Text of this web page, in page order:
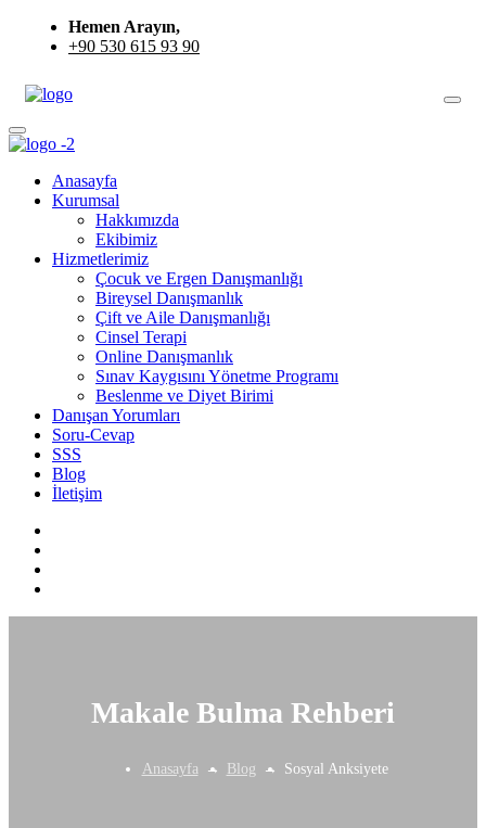
Hemen Arayın,
+90 530 615 93 90
Anasayfa
Kurumsal
Hakkımızda
Ekibimiz
Hizmetlerimiz
Çocuk ve Ergen Danışmanlığı
Bireysel Danışmanlık
Çift ve Aile Danışmanlığı
Cinsel Terapi
Online Danışmanlık
Sınav Kaygısını Yönetme Programı
Beslenme ve Diyet Birimi
Danışan Yorumları
Soru-Cevap
SSS
Blog
İletişim
Makale Bulma Rehberi
Anasayfa Blog Sosyal Anksiyete